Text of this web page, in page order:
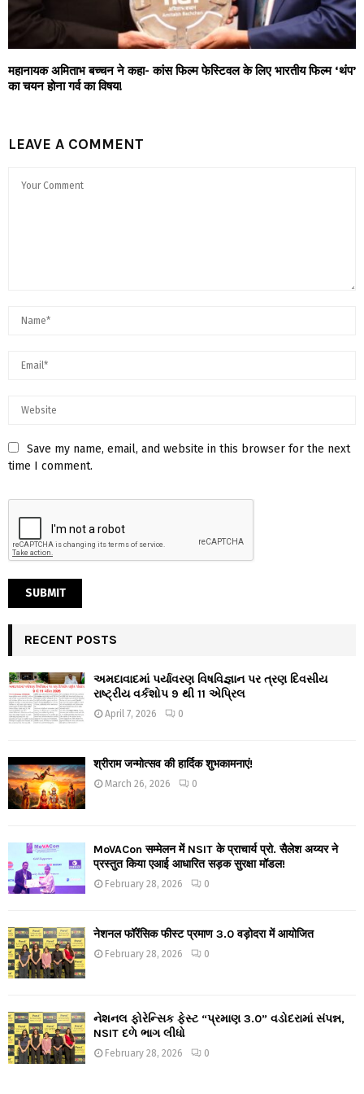
महानायक अमिताभ बच्चन ने कहा- कांस फिल्म फेस्टिवल के लिए भारतीय फिल्म ‘थंप’
का चयन होना गर्व का विषय!
LEAVE A COMMENT
Save my name, email, and website in this browser for the next
time I comment.
RECENT POSTS
અમદાવાદમાં પર્યાવરણ વિષવિજ્ઞાન પર ત્રણ દિવસીય
રાષ્ટ્રીય વર્કશોપ 9 થી 11 એપ્રિલ
April 7, 2026 0
श्रीराम जन्मोत्सव की हार्दिक शुभकामनाएं!
March 26, 2026 0
MoVACon सम्मेलन में NSIT के प्राचार्य प्रो. सैलेश अय्यर ने
प्रस्तुत किया एआई आधारित सड़क सुरक्षा मॉडल!
February 28, 2026 0
नेशनल फॉरेंसिक फीस्ट प्रमाण 3.0 वड़ोदरा में आयोजित
February 28, 2026 0
નેશનલ ફોરેન્સિક ફેસ્ટ “પ્રમાણ 3.0” વડોદરામાં સંપન્ન,
NSIT દળે ભાગ લીધો
February 28, 2026 0